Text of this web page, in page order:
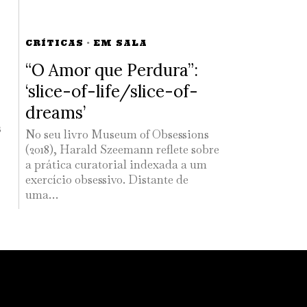
CRÍTICAS · EM SALA
“O Amor que Perdura”:
‘slice-of-life/slice-of-
dreams’
No seu livro Museum of Obsessions
(2018), Harald Szeemann reflete sobre
a prática curatorial indexada a um
exercício obsessivo. Distante de
uma…